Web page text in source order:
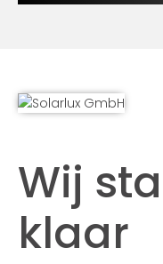
Wij
klaar